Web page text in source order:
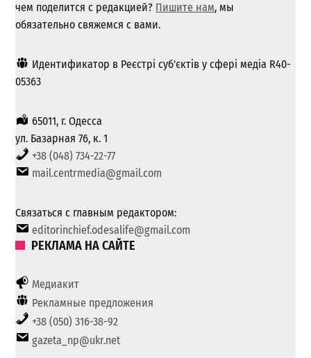
чем поделится с редакцией? Пишите нам, мы
обязательно свяжемся с вами.
Идентификатор в Реєстрі суб'єктів у сфері медіа R40-
05363
65011, г. Одесса
ул. Базарная 76, к. 1
+38 (048) 734-22-77
mail.centrmedia@gmail.com
Связаться с главным редактором:
editorinchief.odesalife@gmail.com
РЕКЛАМА НА САЙТЕ
Медиакит
Рекламные предложения
+38 (050) 316-38-92
gazeta_np@ukr.net